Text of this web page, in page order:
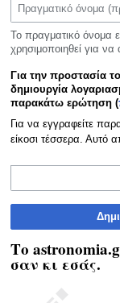
Το πραγματικό όνομα
χρησιμοποιηθεί για
Για την προστασία
δημιουργία
παρακάτω ερώτηση (
Για να εγγραφείτε
είκοσι τέσσερα. Αυτό
Το
σαν κι εσάς.